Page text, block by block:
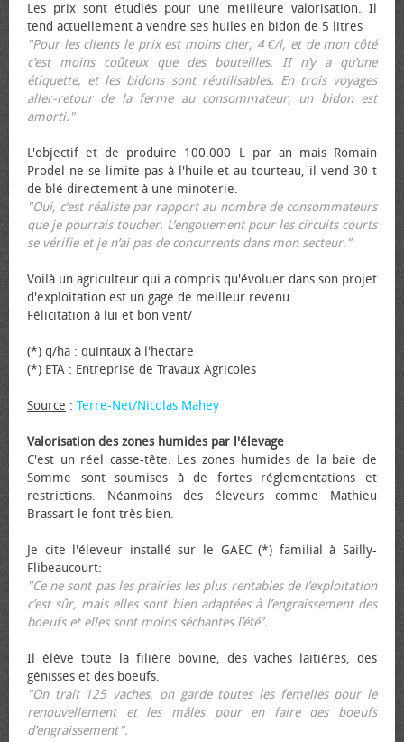
Les prix sont étudiés pour une meilleure valorisation. Il
tend actuellement à vendre ses huiles en bidon de 5 litres
"Pour les clients le prix est moins cher, 4 €/l, et de mon côté
c’est moins coûteux que des bouteilles. II n’y a qu’une
étiquette, et les bidons sont réutilisables. En trois voyages
aller-retour de la ferme au consommateur, un bidon est
amorti."
L'objectif et de produire 100.000 L par an mais Romain
Prodel ne se limite pas à l'huile et au tourteau, il vend 30 t
de blé directement à une minoterie.
"Oui, c’est réaliste par rapport au nombre de consommateurs
que je pourrais toucher. L’engouement pour les circuits courts
se vérifie et je n’ai pas de concurrents dans mon secteur."
Voilà un agriculteur qui a compris qu'évoluer dans son projet
d'exploitation est un gage de meilleur revenu
Félicitation à lui et bon vent/
(*) q/ha : quintaux à l'hectare
(*) ETA : Entreprise de Travaux Agricoles
Source : Terre-Net/Nicolas Mahey
Valorisation des zones humides par l'élevage
C'est un réel casse-tête. Les zones humides de la baie de
Somme sont soumises à de fortes réglementations et
restrictions. Néanmoins des éleveurs comme Mathieu
Brassart le font très bien.
Je cite l'éleveur installé sur le GAEC (*) familial à Sailly-
Flibeaucourt:
"Ce ne sont pas les prairies les plus rentables de l’exploitation
c’est sûr, mais elles sont bien adaptées à l’engraissement des
bœufs et elles sont moins séchantes l’été".
Il élève toute la filière bovine, des vaches laitières, des
génisses et des bœufs.
"On trait 125 vaches, on garde toutes les femelles pour le
renouvellement et les mâles pour en faire des bœufs
d’engraissement".